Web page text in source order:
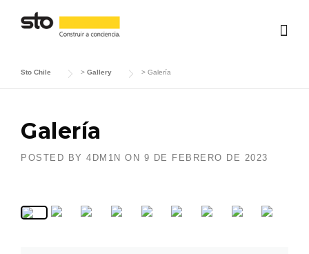
Sto Chile > Gallery > Galería
Galería
POSTED BY 4DM1N ON 9 DE FEBRERO DE 2023